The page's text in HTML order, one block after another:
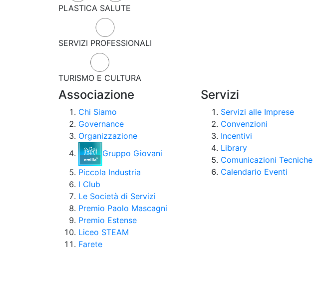
PLASTICA SALUTE
SERVIZI PROFESSIONALI
TURISMO E CULTURA
Associazione
Chi Siamo
Governance
Organizzazione
Gruppo Giovani
Piccola Industria
I Club
Le Società di Servizi
Premio Paolo Mascagni
Premio Estense
Liceo STEAM
Farete
Servizi
Servizi alle Imprese
Convenzioni
Incentivi
Library
Comunicazioni Tecniche
Calendario Eventi